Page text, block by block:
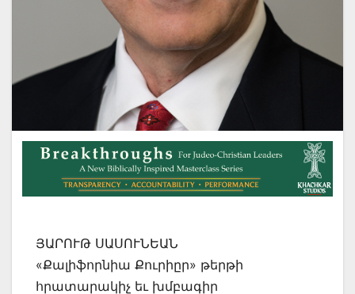
ՅԱՐՈՒԹ ՍԱՍՈՒՆԵԱՆ
«Քալիֆորնիա Քուրիըր» թերթի
հրատարակիչ եւ խմբագիր